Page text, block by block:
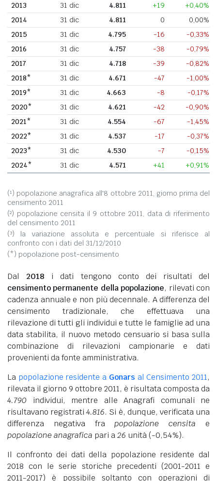
2013
31 dic 4.811 +19
+0,40%
2014
31 dic 4.811 0
0,00%
2015
31 dic 4.795 -16
-0,33%
2016
31 dic 4.757 -38
-0,79%
2017
31 dic 4.718 -39
-0,82%
2018*
31 dic 4.671 -47
-1,00%
2019*
31 dic 4.663 -8 -0,17%
2020*
31 dic 4.621 -42
-0,90%
2021*
31 dic 4.554 -67
-1,45%
2022*
31 dic 4.537 -17
-0,37%
2023*
31 dic 4.530 -7
-0,15%
2024*
31 dic 4.571 +41 +0,91%
(¹) popolazione anagrafica all'8 ottobre 2011, giorno prima del
censimento 2011
(²) popolazione censita il 9 ottobre 2011, data di riferimento
del censimento 2011
(³) la variazione assoluta e percentuale si riferisce al
confronto con i dati del 31/12/2010
(*) popolazione post-censimento
Dal 2018 i dati tengono conto dei risultati del
censimento permanente della popolazione, rilevati con
cadenza annuale e non più decennale. A differenza del
censimento tradizionale, che effettuava una
rilevazione di tutti gli individui e tutte le famiglie ad una
data stabilita, il nuovo metodo censuario si basa sulla
combinazione di rilevazioni campionarie e dati
provenienti da fonte amministrativa.
La popolazione residente a Gonars al Censimento 2011,
rilevata il giorno 9 ottobre 2011, è risultata composta da
4.790 individui, mentre alle Anagrafi comunali ne
risultavano registrati4.816. Si è, dunque, verificata una
differenza negativa frapopolazione censita e
popolazione anagrafica pari a26 unità (-0,54%).
Il confronto dei dati della popolazione residente dal
2018 con le serie storiche precedenti (2001-2011 e
2011-2017) è possibile soltanto con operazioni di